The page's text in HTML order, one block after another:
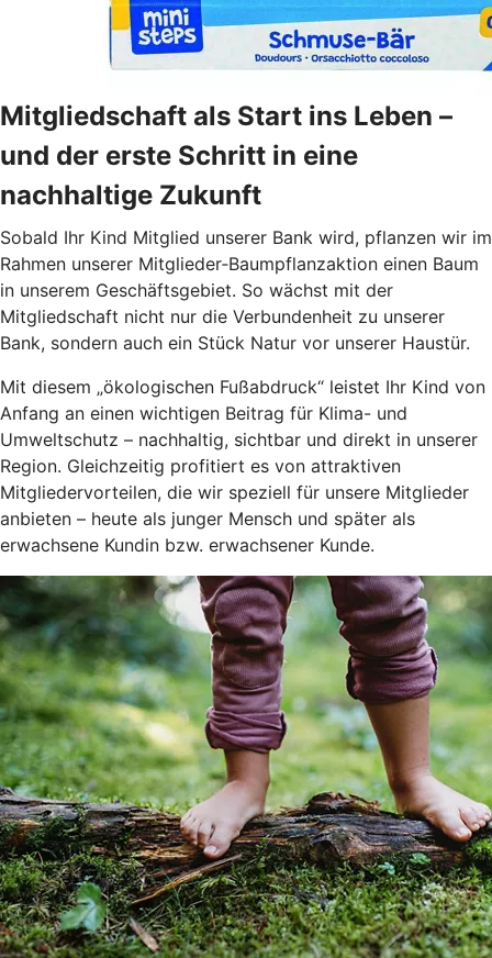
Mitgliedschaft als Start ins Leben –
und der erste Schritt in eine
nachhaltige Zukunft
Sobald Ihr Kind Mitglied unserer Bank wird, pflanzen wir im
Rahmen unserer Mitglieder‑Baumpflanzaktion einen Baum
in unserem Geschäftsgebiet. So wächst mit der
Mitgliedschaft nicht nur die Verbundenheit zu unserer
Bank, sondern auch ein Stück Natur vor unserer Haustür.
Mit diesem „ökologischen Fußabdruck“ leistet Ihr Kind von
Anfang an einen wichtigen Beitrag für Klima- und
Umweltschutz – nachhaltig, sichtbar und direkt in unserer
Region. Gleichzeitig profitiert es von attraktiven
Mitgliedervorteilen, die wir speziell für unsere Mitglieder
anbieten – heute als junger Mensch und später als
erwachsene Kundin bzw. erwachsener Kunde.